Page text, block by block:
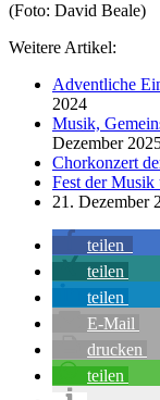
(Foto: David Beale)
Weitere Artikel:
Adventliche
2024
Musik,
Dezember
Chorkonzert
Fest der
21. Dezember
teilen
teilen
teilen
E-Mail
drucken
teilen